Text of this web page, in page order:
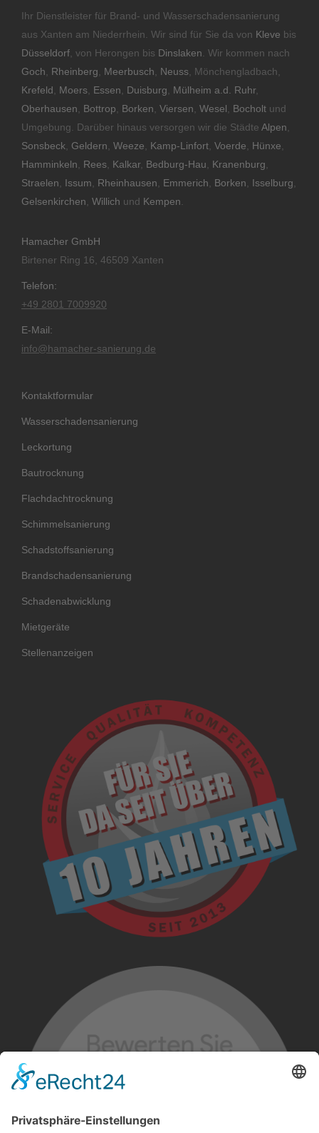
Ihr Dienstleister für Brand- und Wasserschadensanierung
aus Xanten am Niederrhein. Wir sind für Sie da von Kleve bis
Düsseldorf , von Herongen bis Dinslaken . Wir kommen nach
Goch
Rheinberg Meerbusch Neuss , Mönchengladbach,
Krefeld
Moers Essen Duisburg Mülheim a.d. Ruhr,
Oberhausen
Bottrop Borken Viersen Wesel Bocholt und
Umgebung. Darüber hinaus versorgen wir die Städte Alpen
Sonsbeck Geldern Weeze Kamp-Linfort Voerde Hünxe
Hamminkeln
Rees Kalkar, Bedburg-Hau Kranenburg
Straelen
Issum Rheinhausen Emmerich Borken Isselburg
Gelsenkirchen Willich und Kempen
Hamacher GmbH
Birtener Ring 16, 46509 Xanten
Telefon:
+49 2801 7009920
E-Mail:
info@hamacher-sanierung.de
Kontaktformular
Wasserschadensanierung
Leckortung
Bautrocknung
Flachdachtrocknung
Schimmelsanierung
Schadstoffsanierung
Brandschadensanierung
Schadenabwicklung
Mietgeräte
Stellenanzeigen